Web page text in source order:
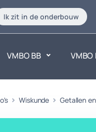
Ik zit in de onderbouw
VMBO BB VMBO
Taalvakken
Geen
Wiskunde Getallen